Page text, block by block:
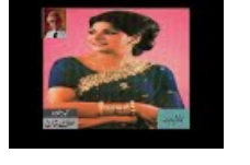
समर भी
हैं
समर भी